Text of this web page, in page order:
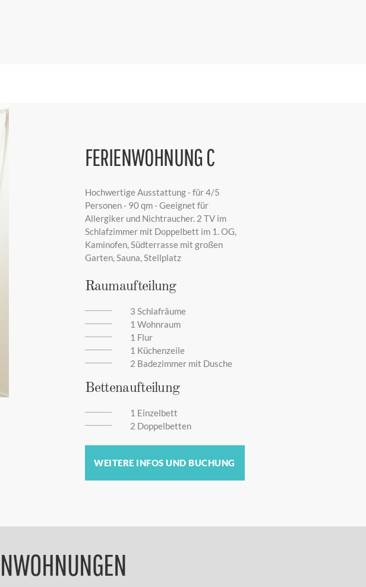
FERIENWOHNUNG C
Hochwertige Ausstattung - für 4/5
Personen - 90 qm - Geeignet für
Allergiker und Nichtraucher. 2 TV im
Schlafzimmer mit Doppelbett im 1. OG,
Kaminofen, Südterrasse mit großen
Garten, Sauna, Stellplatz
Raumaufteilung
3 Schlafräume
1 Wohnraum
1 Flur
1 Küchenzeile
2 Badezimmer mit Dusche
Bettenaufteilung
1 Einzelbett
2 Doppelbetten
WEITERE INFOS UND BUCHUNG